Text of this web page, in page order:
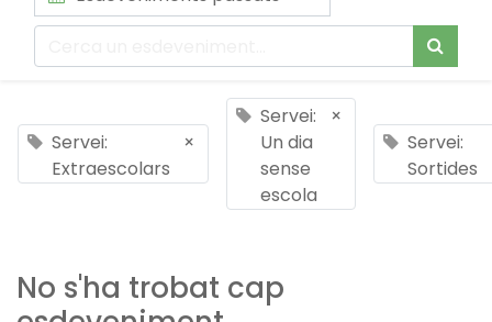
Servei:
Extraescolars
×
Servei:
Un dia
sense
escola
×
Servei:
Sortides
No s'ha trobat cap